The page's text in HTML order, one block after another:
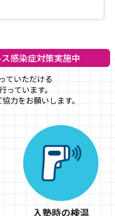
感染症対策実施中
ていただける
っています。
力をお願いします。